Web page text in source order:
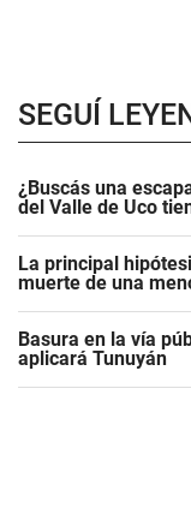
SEGUÍ
¿Buscás una
del Valle de Uco
La principal
muerte de una
Basura en la vía
aplicará Tunuyán